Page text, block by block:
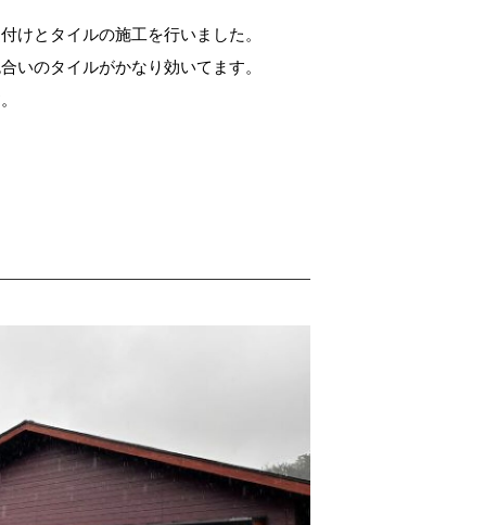
けとタイルの施工を行いました。
いのタイルがかなり効いてます。